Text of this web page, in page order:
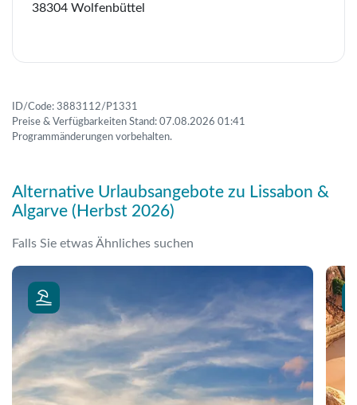
38304 Wolfenbüttel
ID/Code: 3883112/P1331
Preise & Verfügbarkeiten Stand: 07.08.2026 01:41
Programmänderungen vorbehalten.
Alternative Urlaubsangebote zu Lissabon &
Algarve (Herbst 2026)
Falls Sie etwas Ähnliches suchen